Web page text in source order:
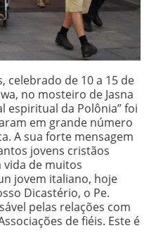
celebrado de 10 a 15 de
no mosteiro de Jasna
espiritual da Polônia” foi
em grande número
A sua forte mensagem
jovens cristãos
de muitos
jovem italiano, hoje
Dicastério, o Pe.
pelas relações com
de fiéis. Este é